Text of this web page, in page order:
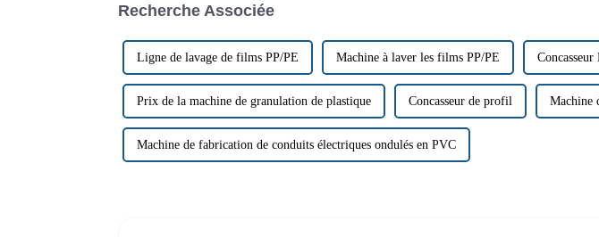
Recherche Associée
Ligne de lavage de films PP/PE Machine à laver les films PP/PE Concasseur
Prix ​​de la machine de granulation de plastique Concasseur de profil Machine
Machine de fabrication de conduits électriques ondulés en PVC